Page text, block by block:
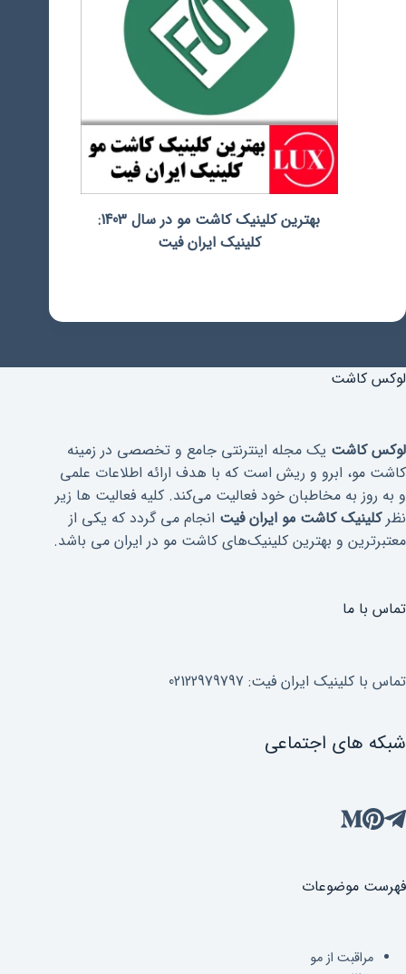
بهترین کلینیک کاشت مو در سال 1403:
کلینیک ایران فیت
لوکس کاشت
لوکس کاشت یک مجله اینترنتی جامع و تخصصی در زمینه
کاشت مو، ابرو و ریش است که با هدف ارائه اطلاعات علمی
و به روز به مخاطبان خود فعالیت می‌کند. کلیه فعالیت ها زیر
نظرکلینیک کاشت مو ایران فیت انجام می گردد که یکی از
معتبرترین و بهترین کلینیک‌های کاشت مو در ایران می باشد.
تماس با ما
تماس با کلینیک ایران فیت: 02122979797
شبکه های اجتماعی
فهرست موضوعات
مراقبت از مو